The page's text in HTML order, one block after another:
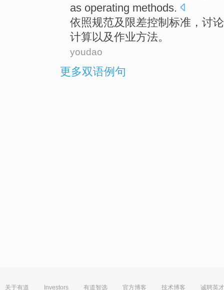
as operating methods.
依照规范及 限差控制 标准 ， 讨
计算以及作业方法。
youdao
更多双语例句
关于有道 Investors 有道智选 官方博客 技术博客 诚聘英才